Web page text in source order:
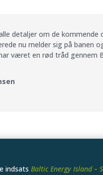
detaljer om de
nu melder sig på
været en rød tråd gennem
indsatsBaltic Energy Island –